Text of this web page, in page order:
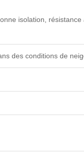
isolation,
des conditions de